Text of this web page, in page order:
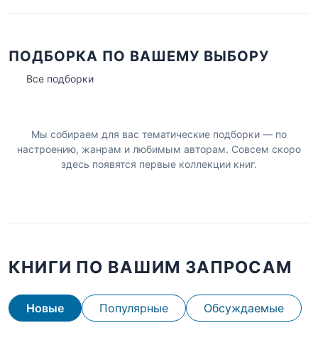
ПОДБОРКА ПО ВАШЕМУ ВЫБОРУ
Все подборки
Мы собираем для вас тематические подборки — по
настроению, жанрам и любимым авторам. Совсем скоро
здесь появятся первые коллекции книг.
КНИГИ ПО ВАШИМ ЗАПРОСАМ
Новые Популярные Обсуждаемые